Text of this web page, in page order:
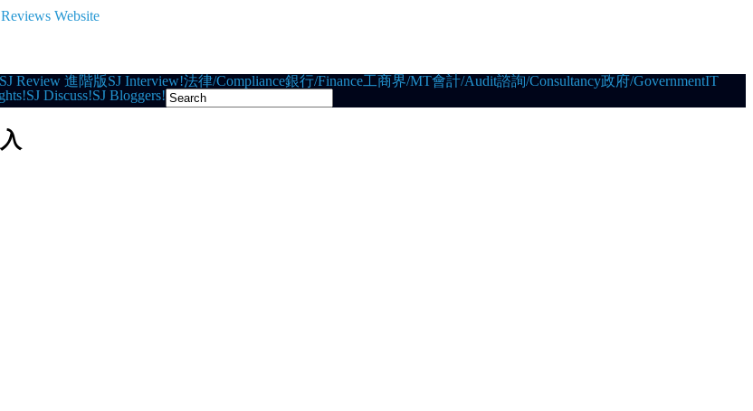
SJ Review 進階版SJ Interview!法律/Compliance銀行/Finance工商界/MT會計/Audit諮詢/Consultancy政府/GovernmentIT
SJ Discuss!SJ Bloggers!